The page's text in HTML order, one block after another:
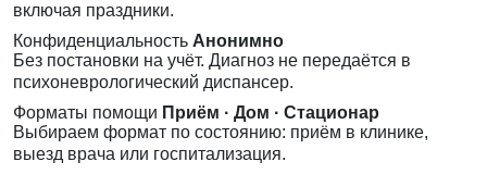
включая праздники.
Конфиденциальность Анонимно
Без постановки на учёт. Диагноз не передаётся в
психоневрологический диспансер.
Форматы помощи Приём · Дом · Стационар
Выбираем формат по состоянию: приём в клинике,
выезд врача или госпитализация.